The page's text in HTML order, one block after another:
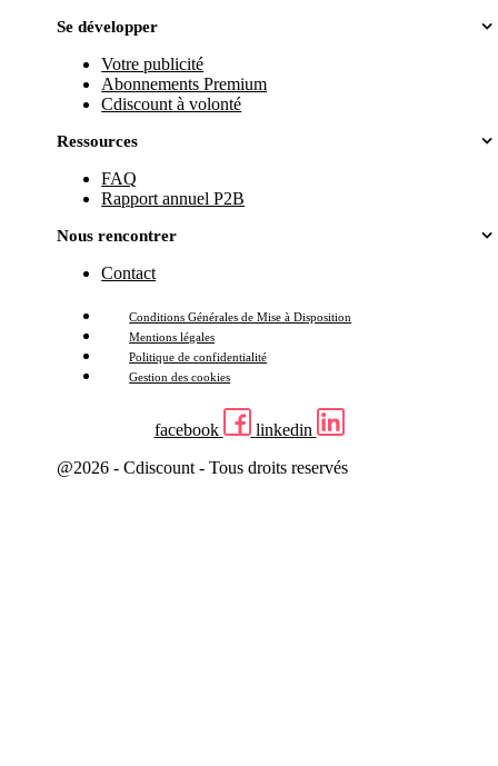
Se développer
Votre publicité
Abonnements Premium
Cdiscount à volonté
Ressources
FAQ
Rapport annuel P2B
Nous rencontrer
Contact
Conditions Générales de Mise à Disposition
Mentions légales
Politique de confidentialité
Gestion des cookies
facebook
linkedin
@2026 - Cdiscount - Tous droits reservés